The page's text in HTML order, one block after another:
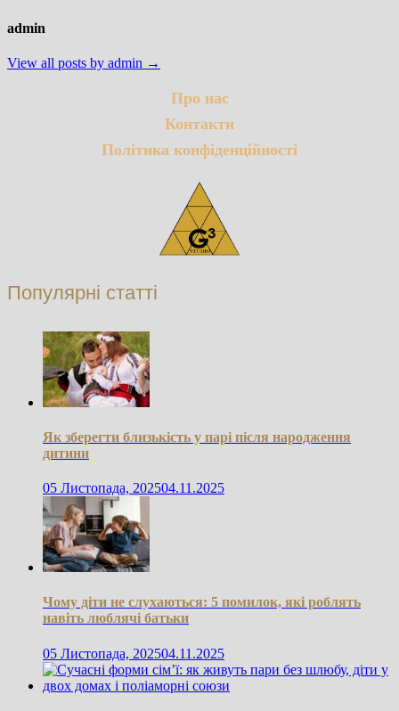
admin
View all posts by admin →
Про нас
Контакти
Політика конфіденційності
Популярні статті
Як зберегти близькість у парі після народження
дитини
05 Листопада, 202504.11.2025
Чому діти не слухаються: 5 помилок, які роблять
навіть люблячі батьки
05 Листопада, 202504.11.2025